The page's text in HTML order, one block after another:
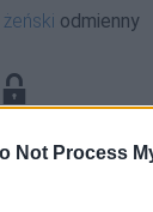
Not Process
odmienny